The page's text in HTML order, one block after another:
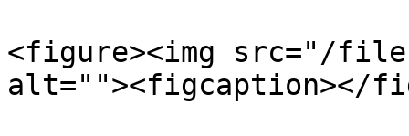
<figure><img src="/files/
alt=""><figcaption></